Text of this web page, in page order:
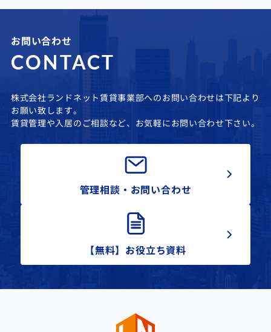
お問い合わせ
CONTACT
株式会社ランドネット賃貸事業部へのお問い合わせは下記より
お願い致します。
賃貸管理や入居のご相談など、お気軽にお問い合わせ下さい。
管理相談・お問い合わせ
【無料】お役立ち資料